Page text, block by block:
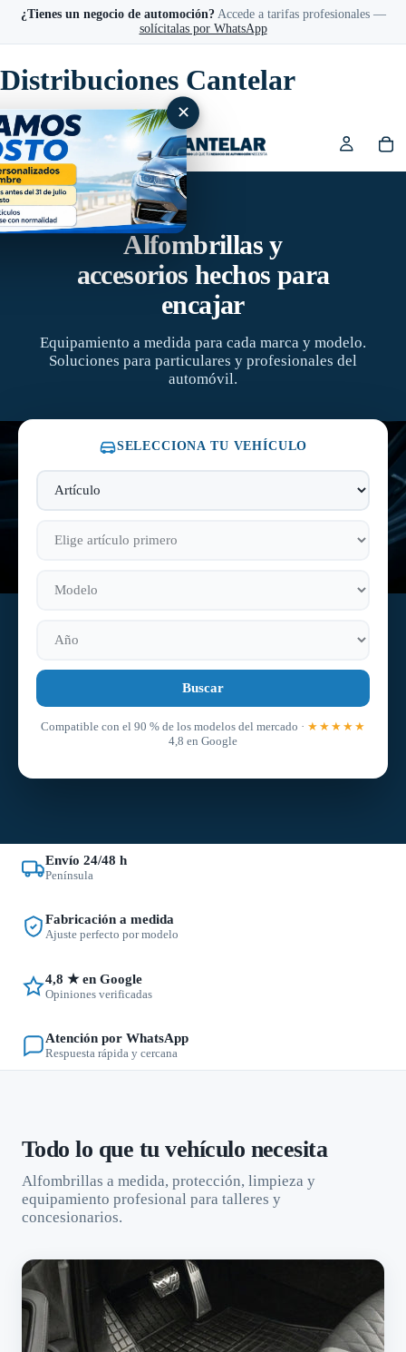
¿Tienes un negocio de automoción?Accede a tarifas profesionales —
solícitalas por WhatsApp
Distribuciones Cantelar
✕
Alfombrillas y
accesorios hechos para
encajar
Equipamiento a medida para cada marca y modelo.
Soluciones para particulares y profesionales del
automóvil.
SELECCIONA TU VEHÍCULO
Buscar
Compatible con el 90 % de los modelos del mercado · ★★★★★
4,8 en Google
Envío 24/48 h
Península
Fabricación a medida
Ajuste perfecto por modelo
4,8 ★ en Google
Opiniones verificadas
Atención por WhatsApp
Respuesta rápida y cercana
Todo lo que tu vehículo necesita
Alfombrillas a medida, protección, limpieza y
equipamiento profesional para talleres y
concesionarios.